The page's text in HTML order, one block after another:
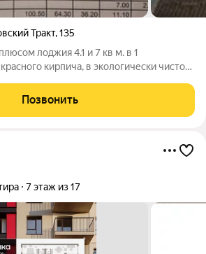
Тракт,135
лоджия 4.1 и 7 кв м. в 1
кирпича, в экологически чистом
сторону во двор. В квартире
натяжные
Позвонить
7 этаж из 17